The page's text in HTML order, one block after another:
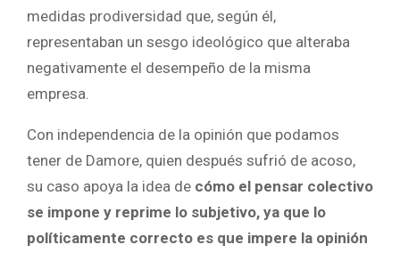
medidas prodiversidad que, según él,
representaban un sesgo ideológico que alteraba
negativamente el desempeño de la misma
empresa.
Con independencia de la opinión que podamos
tener de Damore, quien después sufrió de acoso,
su caso apoya la idea de cómo el pensar colectivo
se impone y reprime lo subjetivo, ya que lo
políticamente correcto es que impere la opinión